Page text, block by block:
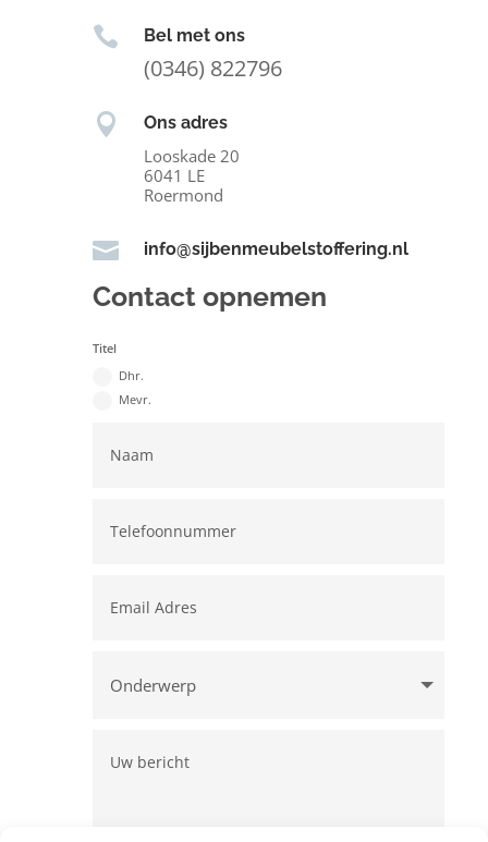
 Bel met ons
(0346) 822796
 Ons adres
Looskade 20
6041 LE
Roermond
 info@sijbenmeubelstoffering.nl
Contact opnemen
Titel
Dhr.
Mevr.